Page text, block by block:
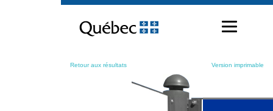
contenu
Retour aux résultats Version imprimable